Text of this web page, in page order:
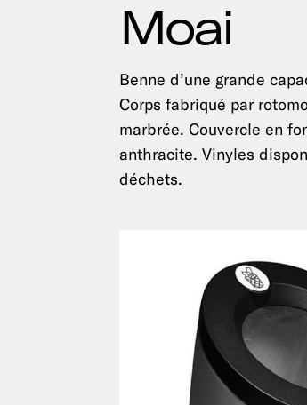
Moai
Benne d’une grande
Corps fabriqué par
marbrée. Couvercle en
anthracite. Vinyles
déchets.